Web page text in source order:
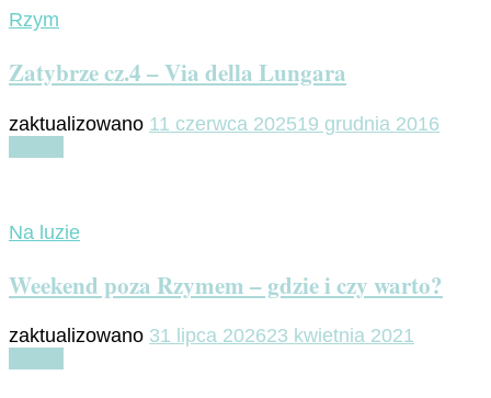
Rzym
Zatybrze cz.4 – Via della Lungara
zaktualizowano 11 czerwca 202519 grudnia 2016
Na luzie
Weekend poza Rzymem – gdzie i czy warto?
zaktualizowano 31 lipca 202623 kwietnia 2021